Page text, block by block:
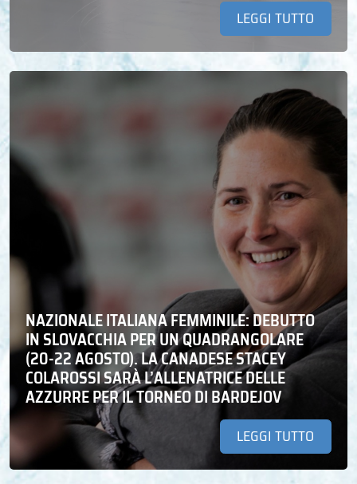
LEGGI TUTTO
NAZIONALE ITALIANA FEMMINILE: DEBUTTO
IN SLOVACCHIA PER UN QUADRANGOLARE
(20-22 AGOSTO). LA CANADESE STACEY
COLAROSSI SARÀ L’ALLENATRICE DELLE
AZZURRE PER IL TORNEO DI BARDEJOV
LEGGI TUTTO